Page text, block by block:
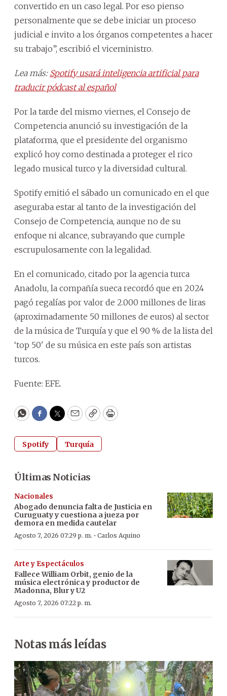
convertido en un caso legal. Por eso pienso
personalmente que se debe iniciar un proceso
judicial e invito a los órganos competentes a hacer
su trabajo”, escribió el viceministro.
Lea más: Spotify usará inteligencia artificial para
traducir pódcast al español
Por la tarde del mismo viernes, el Consejo de
Competencia anunció su investigación de la
plataforma, que el presidente del organismo
explicó hoy como destinada a proteger el rico
legado musical turco y la diversidad cultural.
Spotify emitió el sábado un comunicado en el que
aseguraba estar al tanto de la investigación del
Consejo de Competencia, aunque no de su
enfoque ni alcance, subrayando que cumple
escrupulosamente con la legalidad.
En el comunicado, citado por la agencia turca
Anadolu, la compañía sueca recordó que en 2024
pagó regalías por valor de 2.000 millones de liras
(aproximadamente 50 millones de euros) al sector
de la música de Turquía y que el 90 % de la lista del
‘top 50' de su música en este país son artistas
turcos.
Fuente: EFE.
WhatsApp
Facebook
Twitter
EmailCopyPrint
Spotify Turquía
Últimas Noticias
Nacionales
Abogado denuncia falta de Justicia en
Curuguaty y cuestiona a jueza por
demora en medida cautelar
Agosto 7, 2026 07:29 p. m. · Carlos Aquino
Arte y Espectáculos
Fallece William Orbit, genio de la
música electrónica y productor de
Madonna, Blur y U2
Agosto 7, 2026 07:22 p. m.
Notas más leídas